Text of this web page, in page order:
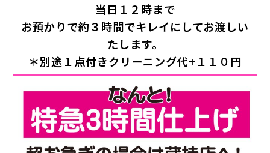
当日１２時まで
お預かりで約３時間でキレイにしてお渡しい
たします。
＊別途１点付きクリーニング代+１１０円